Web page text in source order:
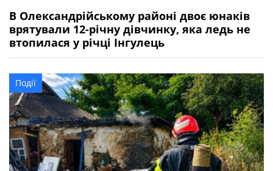
В Олександрійському районі двоє юнаків
врятували 12-річну дівчинку, яка ледь не
втопилася у річці Інгулець
Події